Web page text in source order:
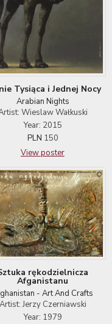
Tysiąca i Jednej Nocy
Arabian Nights
Wieslaw Wałkuski
Year: 2015
PLN 150
View poster
rękodzielnicza
Afganistanu
- Art And Crafts
Artist: Jerzy Czerniawski
Year: 1979